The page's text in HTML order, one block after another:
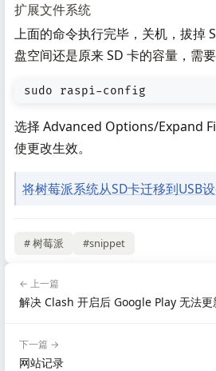
扩展文件系统
上面的命令执行完毕，关机，拔掉
盘空间还是原来 SD 卡的容量，需
sudo raspi-config
选择 Advanced Options/Expand
使更改生效。
将树莓派系统从SD卡迁移到USB
# 树莓派 #snippet
← 上一篇
解决 Clash 开启后 Google Play 无法更
下一篇 →
网站记录